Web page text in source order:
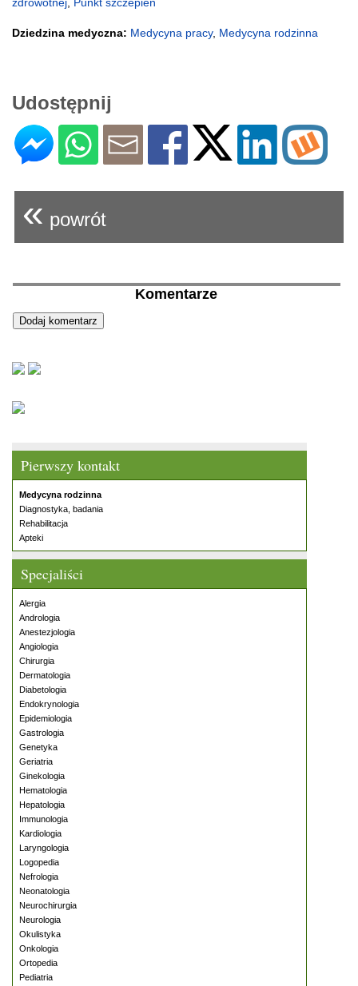
Pierwszy kontakt
Medycyna rodzinna
Diagnostyka, badania
Rehabilitacja
Apteki
Specjaliści
Alergia
Andrologia
Anestezjologia
Angiologia
Chirurgia
Dermatologia
Diabetologia
Endokrynologia
Epidemiologia
Gastrologia
Genetyka
Geriatria
Ginekologia
Hematologia
Hepatologia
Immunologia
Kardiologia
Laryngologia
Logopedia
Nefrologia
Neonatologia
Neurochirurgia
Neurologia
Okulistyka
Onkologia
Ortopedia
Pediatria
Dziedzina medyczna: Medycyna pracy, Medycyna rodzinna
Udostępnij
« powrót
Komentarze